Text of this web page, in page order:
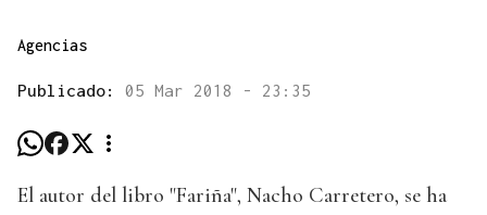
Agencias
Publicado: 05 Mar 2018 - 23:35
El autor del libro "Fariña", Nacho Carretero, se ha